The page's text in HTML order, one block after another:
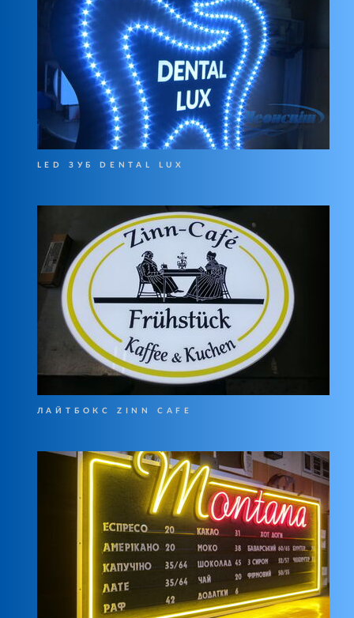
LED ЗУБ DENTAL LUX
ЛАЙТБОКС ZINN CAFE